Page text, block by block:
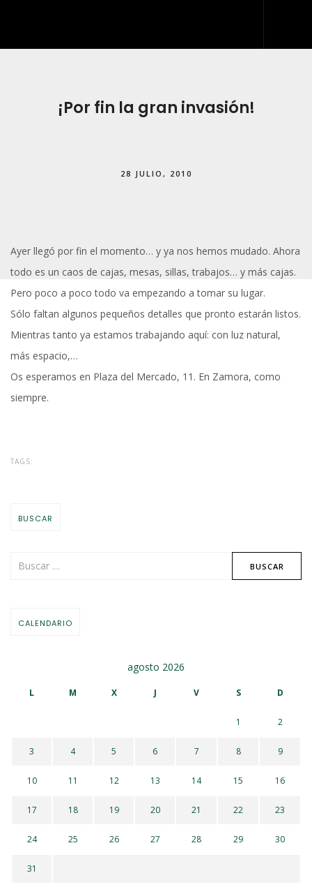
ARTES GRÁFICAS Y ROTULACIÓN
CONTACTO
¡Por fin la gran invasión!
28 JULIO, 2010
Ayer llegó por fin el momento… y ya nos hemos mudado. Ahora
todo es un caos de cajas, mesas, sillas, trabajos… y más cajas.
Pero poco a poco todo va empezando a tomar su lugar.
Sólo faltan algunos pequeños detalles que pronto estarán listos.
Mientras tanto ya estamos trabajando aquí: con luz natural,
más espacio,…
Os esperamos en Plaza del Mercado, 11. En Zamora, como
siempre.
TAGS:
BUSCAR
CALENDARIO
agosto 2026
L M X J V S D
1 2
3 4 5 6 7 8 9
10 11 12 13 14 15 16
17 18 19 20 21 22 23
24 25 26 27 28 29 30
31